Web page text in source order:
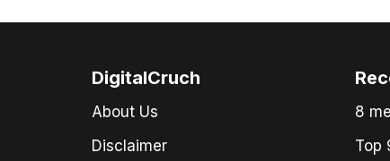
DigitalCruch
About Us
Disclaimer
8
Top